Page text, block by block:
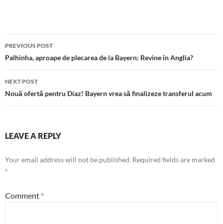
Post
navigation
PREVIOUS POST
Palhinha, aproape de plecarea de la Bayern: Revine în Anglia?
NEXT POST
Nouă ofertă pentru Díaz! Bayern vrea să finalizeze transferul acum
LEAVE A REPLY
Your email address will not be published. Required fields are marked
*
Comment *